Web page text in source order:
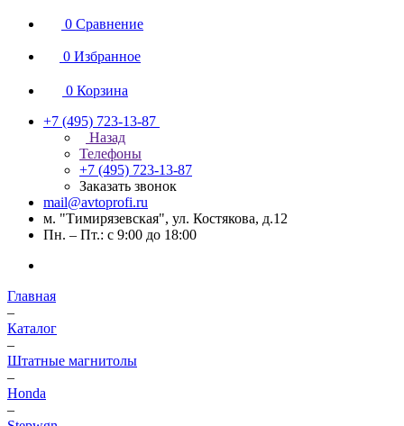
0 Сравнение
0 Избранное
0 Корзина
+7 (495) 723-13-87
Назад
Телефоны
+7 (495) 723-13-87
Заказать звонок
mail@avtoprofi.ru
м. "Тимирязевская", ул. Костякова, д.12
Пн. – Пт.: с 9:00 до 18:00
Главная
–
Каталог
–
Штатные магнитолы
–
Honda
–